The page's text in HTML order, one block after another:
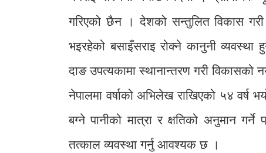
गरिएको छैन । देशको सन्तुलित विकास गरी
भइरहेको बसाइँसराइ रोक्ने कानुनी
दाङ उपत्यकामा स्थानान्तरण गरी
नेपालमा वर्षाको अभिलेख राखिएको ५४ वर्ष
बग्ने पानीको मात्रा र क्षतिको अनुमान
तत्काल व्यवस्था गर्नु आवश्यक छ ।